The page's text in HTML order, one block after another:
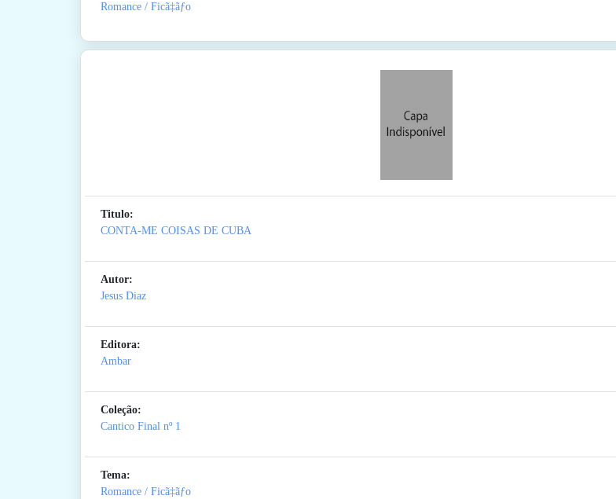
Romance / Ficã‡ãƒo
Titulo:
CONTA-ME COISAS DE CUBA
Autor:
Jesus Diaz
Editora:
Ambar
Coleção:
Cantico Final nº 1
Tema:
Romance / Ficã‡ãƒo